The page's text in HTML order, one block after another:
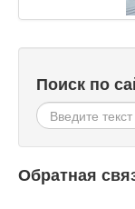
Поиск по
Обратная